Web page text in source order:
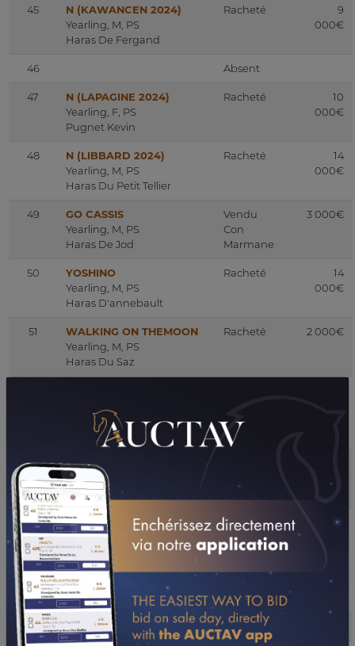
45
N (KAWANCEN 2024)
Yearling, M, PS
Haras De Fergand
Racheté
9
000€
46 Absent
47
N (LAPAGINE 2024)
Yearling, F, PS
Pugnet Kevin
Racheté
10
000€
48
N (LIBBARD 2024)
Yearling, M, PS
Haras Du Petit Tellier
Racheté
14
000€
49
GO CASSIS
Yearling, M, PS
Haras De Jod
Vendu
Con
Marmane
3 000€
50
YOSHINO
Yearling, M, PS
Haras D'annebault
Racheté
14
000€
51
WALKING ON THEMOON
Yearling, M, PS
Haras Du Saz
Racheté 2 000€
Hestia Farm
Global
Equine
53
SEAVELY
Yearling, M, PS
Haras De Precolette
54
N (LUCI DELLA CITTA
2024)
Yearling, F, PS
Scea Haras De Colleville
Vendu
Venn Beacco
Bloodstock
Monfort
4 500€
55 Absent